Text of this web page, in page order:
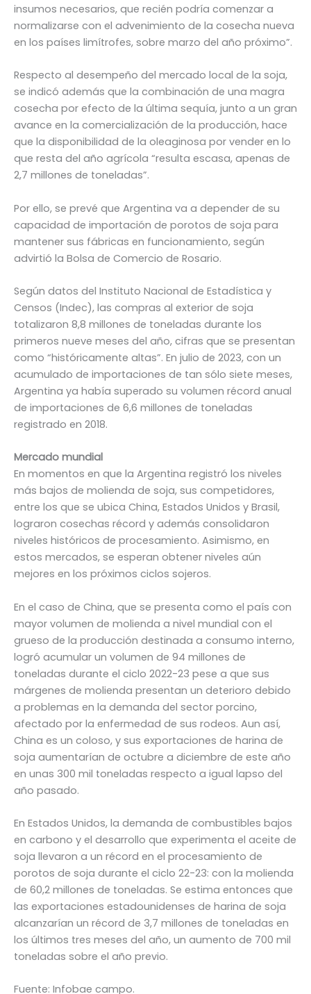
insumos necesarios, que recién podría comenzar a
normalizarse con el advenimiento de la cosecha nueva
en los países limítrofes, sobre marzo del año próximo”.
Respecto al desempeño del mercado local de la soja,
se indicó además que la combinación de una magra
cosecha por efecto de la última sequía, junto a un gran
avance en la comercialización de la producción, hace
que la disponibilidad de la oleaginosa por vender en lo
que resta del año agrícola “resulta escasa, apenas de
2,7 millones de toneladas”.
Por ello, se prevé que Argentina va a depender de su
capacidad de importación de porotos de soja para
mantener sus fábricas en funcionamiento, según
advirtió la Bolsa de Comercio de Rosario.
Según datos del Instituto Nacional de Estadística y
Censos (Indec), las compras al exterior de soja
totalizaron 8,8 millones de toneladas durante los
primeros nueve meses del año, cifras que se presentan
como “históricamente altas”. En julio de 2023, con un
acumulado de importaciones de tan sólo siete meses,
Argentina ya había superado su volumen récord anual
de importaciones de 6,6 millones de toneladas
registrado en 2018.
Mercado mundial
En momentos en que la Argentina registró los niveles
más bajos de molienda de soja, sus competidores,
entre los que se ubica China, Estados Unidos y Brasil,
lograron cosechas récord y además consolidaron
niveles históricos de procesamiento. Asimismo, en
estos mercados, se esperan obtener niveles aún
mejores en los próximos ciclos sojeros.
En el caso de China, que se presenta como el país con
mayor volumen de molienda a nivel mundial con el
grueso de la producción destinada a consumo interno,
logró acumular un volumen de 94 millones de
toneladas durante el ciclo 2022-23 pese a que sus
márgenes de molienda presentan un deterioro debido
a problemas en la demanda del sector porcino,
afectado por la enfermedad de sus rodeos. Aun así,
China es un coloso, y sus exportaciones de harina de
soja aumentarían de octubre a diciembre de este año
en unas 300 mil toneladas respecto a igual lapso del
año pasado.
En Estados Unidos, la demanda de combustibles bajos
en carbono y el desarrollo que experimenta el aceite de
soja llevaron a un récord en el procesamiento de
porotos de soja durante el ciclo 22-23: con la molienda
de 60,2 millones de toneladas. Se estima entonces que
las exportaciones estadounidenses de harina de soja
alcanzarían un récord de 3,7 millones de toneladas en
los últimos tres meses del año, un aumento de 700 mil
toneladas sobre el año previo.
Fuente: Infobae campo.